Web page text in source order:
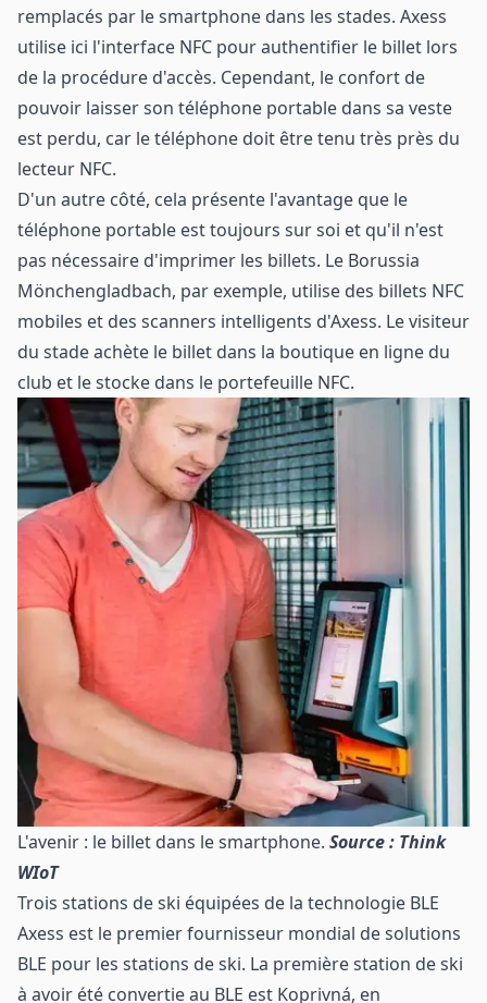
remplacés par le smartphone dans les stades. Axess
utilise ici l'interface NFC pour authentifier le billet lors
de la procédure d'accès. Cependant, le confort de
pouvoir laisser son téléphone portable dans sa veste
est perdu, car le téléphone doit être tenu très près du
lecteur NFC.
D'un autre côté, cela présente l'avantage que le
téléphone portable est toujours sur soi et qu'il n'est
pas nécessaire d'imprimer les billets. Le Borussia
Mönchengladbach, par exemple, utilise des billets NFC
mobiles et des scanners intelligents d'Axess. Le visiteur
du stade achète le billet dans la boutique en ligne du
club et le stocke dans le portefeuille NFC.
L'avenir : le billet dans le smartphone. Source : Think
WIoT
Trois stations de ski équipées de la technologie BLE
Axess est le premier fournisseur mondial de solutions
BLE pour les stations de ski. La première station de ski
à avoir été convertie au BLE est Koprivná, en